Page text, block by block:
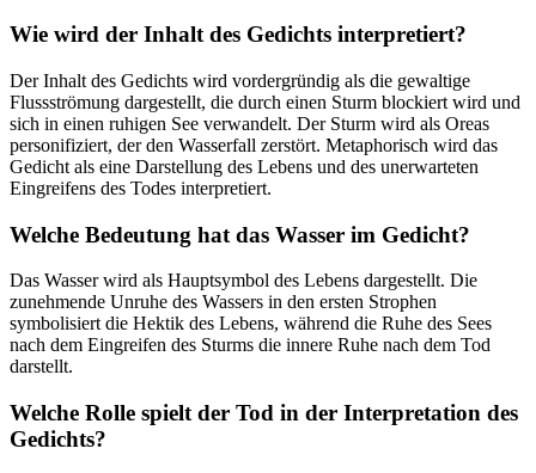
Wie wird der Inhalt des Gedichts interpretiert?
Der Inhalt des Gedichts wird vordergründig als die gewaltige
Flussströmung dargestellt, die durch einen Sturm blockiert wird und
sich in einen ruhigen See verwandelt. Der Sturm wird als Oreas
personifiziert, der den Wasserfall zerstört. Metaphorisch wird das
Gedicht als eine Darstellung des Lebens und des unerwarteten
Eingreifens des Todes interpretiert.
Welche Bedeutung hat das Wasser im Gedicht?
Das Wasser wird als Hauptsymbol des Lebens dargestellt. Die
zunehmende Unruhe des Wassers in den ersten Strophen
symbolisiert die Hektik des Lebens, während die Ruhe des Sees
nach dem Eingreifen des Sturms die innere Ruhe nach dem Tod
darstellt.
Welche Rolle spielt der Tod in der Interpretation des
Gedichts?